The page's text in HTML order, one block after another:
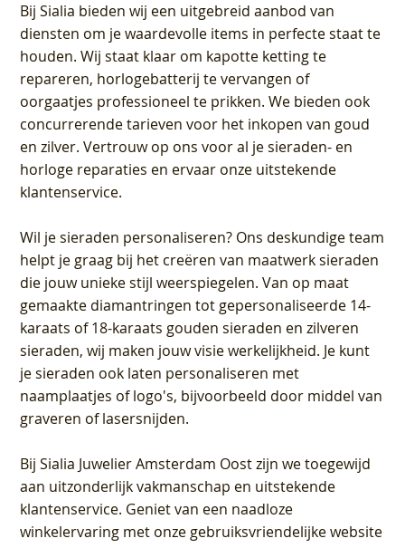
Bij Sialia bieden wij een uitgebreid aanbod van
diensten om je waardevolle items in perfecte staat te
houden. Wij staat klaar om kapotte ketting te
repareren, horlogebatterij te vervangen of
oorgaatjes professioneel te prikken. We bieden ook
concurrerende tarieven voor het inkopen van goud
en zilver. Vertrouw op ons voor al je sieraden- en
horloge reparaties en ervaar onze uitstekende
klantenservice.
Wil je sieraden personaliseren? Ons deskundige team
helpt je graag bij het creëren van maatwerk sieraden
die jouw unieke stijl weerspiegelen. Van op maat
gemaakte diamantringen tot gepersonaliseerde 14-
karaats of 18-karaats gouden sieraden en zilveren
sieraden, wij maken jouw visie werkelijkheid. Je kunt
je sieraden ook laten personaliseren met
naamplaatjes of logo's, bijvoorbeeld door middel van
graveren of lasersnijden.
BijSialia Juwelier Amsterdam Oostzijn we toegewijd
aan uitzonderlijk vakmanschap en uitstekende
klantenservice. Geniet van een naadloze
winkelervaring met onze gebruiksvriendelijke website